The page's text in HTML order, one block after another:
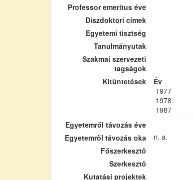
Professor emeritus éve
Díszdoktori címek
Egyetemi tisztség
Tanulmányutak
Szakmai szervezeti
tagságok
Kitüntetések
Év
1977
1978
1987
Egyetemről távozás éve
Egyetemről távozás oka
n. a.
Főszerkesztő
Szerkesztő
Kutatási projektek